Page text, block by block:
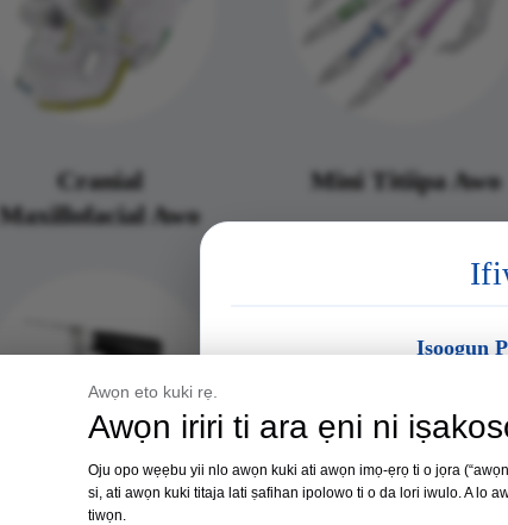
Cranial
Maxillofacial Awo
Mini Titiipa Awo
Iṣoogun
Ọjọ:19 -
Awọn eto kuki rẹ.
Awọn iriri ti ara ẹni ni
Oju opo wẹẹbu yii nlo awọn kuki ati awọn imọ-ẹrọ ti o jọra
si, ati awọn kuki titaja lati ṣafihan ipolowo ti o da lori iwulo. A lo
tiwọn.